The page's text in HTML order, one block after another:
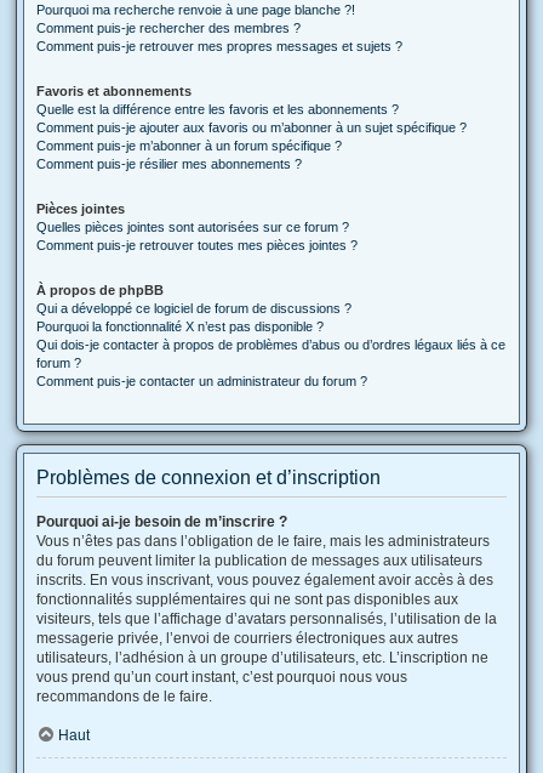
Pourquoi ma recherche renvoie à une page blanche ?!
Comment puis-je rechercher des membres ?
Comment puis-je retrouver mes propres messages et sujets ?
Favoris et abonnements
Quelle est la différence entre les favoris et les abonnements ?
Comment puis-je ajouter aux favoris ou m’abonner à un sujet spécifique ?
Comment puis-je m’abonner à un forum spécifique ?
Comment puis-je résilier mes abonnements ?
Pièces jointes
Quelles pièces jointes sont autorisées sur ce forum ?
Comment puis-je retrouver toutes mes pièces jointes ?
À propos de phpBB
Qui a développé ce logiciel de forum de discussions ?
Pourquoi la fonctionnalité X n’est pas disponible ?
Qui dois-je contacter à propos de problèmes d’abus ou d’ordres légaux liés à ce
forum ?
Comment puis-je contacter un administrateur du forum ?
Problèmes de connexion et d’inscription
Pourquoi ai-je besoin de m’inscrire ?
Vous n’êtes pas dans l’obligation de le faire, mais les administrateurs
du forum peuvent limiter la publication de messages aux utilisateurs
inscrits. En vous inscrivant, vous pouvez également avoir accès à des
fonctionnalités supplémentaires qui ne sont pas disponibles aux
visiteurs, tels que l’affichage d’avatars personnalisés, l’utilisation de la
messagerie privée, l’envoi de courriers électroniques aux autres
utilisateurs, l’adhésion à un groupe d’utilisateurs, etc. L’inscription ne
vous prend qu’un court instant, c’est pourquoi nous vous
recommandons de le faire.
Haut